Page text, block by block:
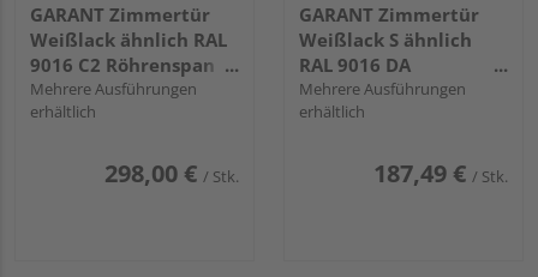
GARANT Zimmertür
Weißlack ähnlich RAL
9016 C2 Röhrenspan
"COMO"
Mehrere Ausführungen
erhältlich
298,00 € / Stk.
GARANT Zimmertür
Weißlack S ähnlich
RAL 9016 DA
Röhrenspan
"STANDARD"
Mehrere Ausführungen
erhältlich
187,49 € / Stk.